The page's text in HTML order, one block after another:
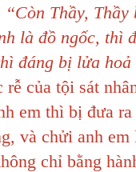
“Còn Thầy,
là đồ ngốc,
đáng bị lửa
của tội sát
em thì bị đưa ra
và chửi anh em
chỉ bằng